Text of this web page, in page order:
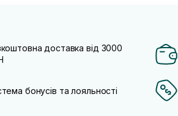
доставка від 3000
бонусів та лояльності